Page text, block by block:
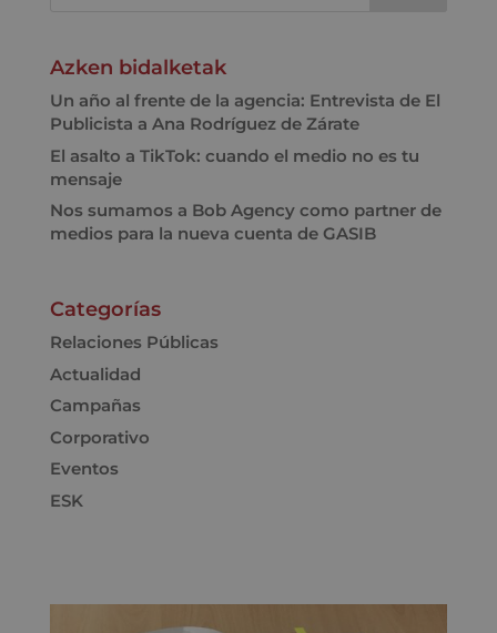
Azken bidalketak
Un año al frente de la agencia: Entrevista de El
Publicista a Ana Rodríguez de Zárate
El asalto a TikTok: cuando el medio no es tu
mensaje
Nos sumamos a Bob Agency como partner de
medios para la nueva cuenta de GASIB
Categorías
Relaciones Públicas
Actualidad
Campañas
Corporativo
Eventos
ESK